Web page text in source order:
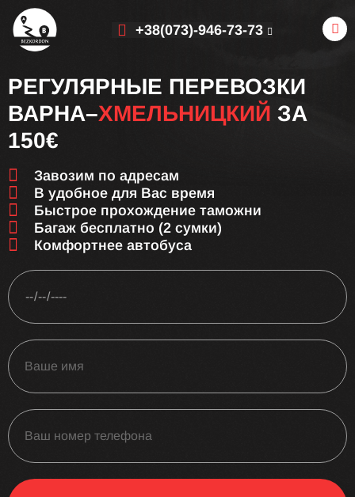
+38(073)-946-73-73
РЕГУЛЯРНЫЕ ПЕРЕВОЗКИ
ВАРНА–ХМЕЛЬНИЦКИЙ ЗА
150€
Завозим по адресам
В удобное для Вас время
Быстрое прохождение таможни
Багаж бесплатно (2 сумки)
Комфортнее автобуса